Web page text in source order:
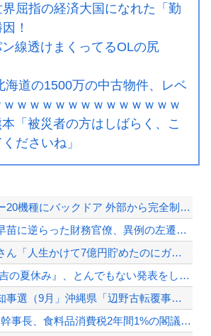
屈指の経済大国になれた「勤
！
ン線透けまくってるOLの尻
海道の1500万の中古物件、レベ
ｗｗｗｗｗｗｗｗｗｗｗｗｗ
本「被災者の方はしばらく、こ
ださいね」
中国製ルーター20機種にバックドア 外部から完全制御できる機能が仕込まれていた
【悲報】高市早苗に逆らった財務官僚、異例の左遷ｗｗｗｗｗｗｗｗ
【悲報】桐谷さん「人生かけて7億円貯めたのにガンで死ぬかも。もっと素直に遊べばよ...
【速報】 『有吉の夏休み』、とんでもない発表をしてしまう！！！！！
日本「沖縄県知事選（9月」沖縄県「辺野古転覆事件」日教組「同志社批判！（社民系」...
（ ´_ゝ`）中道幹事長、食料品消費税2年間1%の閣議決定を批判 → 記者「中道...